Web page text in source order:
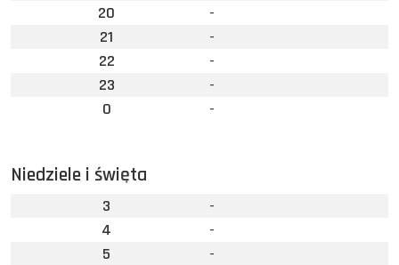
20
-
21
-
22
-
23
-
0
-
Niedziele i święta
3
-
4
-
5
-